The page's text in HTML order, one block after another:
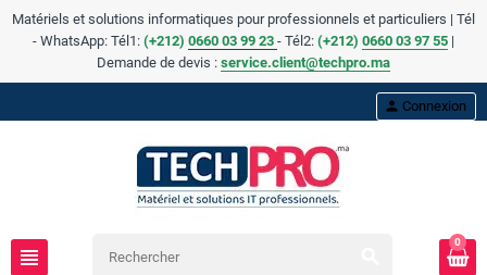
Matériels et solutions informatiques pour professionnels et particuliers | Tél
- WhatsApp: Tél1: (+212) 0660 03 99 23 - Tél2: (+212) 0660 03 97 55 |
Demande de devis : service.client@techpro.ma
view_headline
person Connexion
0